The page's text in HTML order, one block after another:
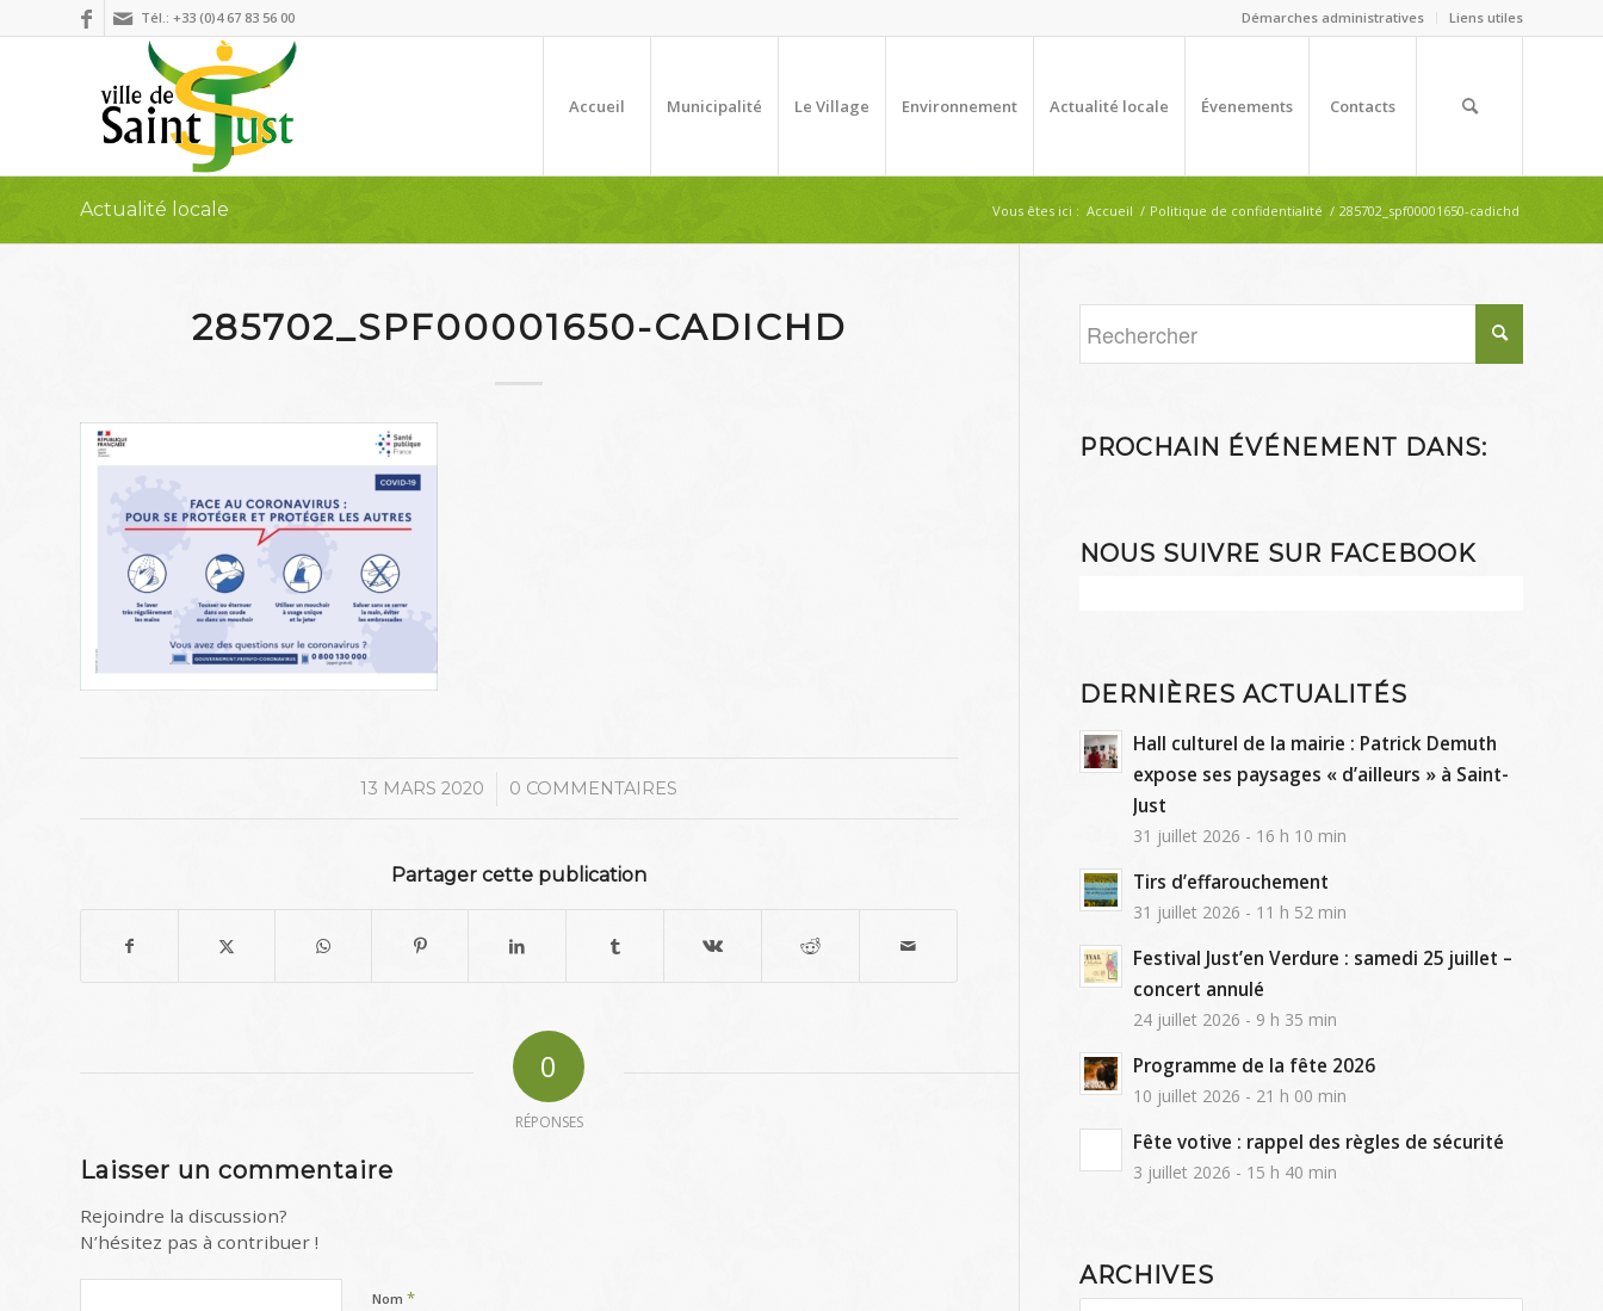
Démarches administratives Liens utiles
Tél.: +33 (0)4 67 83 56 00
Accueil Municipalité Le Village Environnement Actualité locale Évenements Contacts
Actualité locale Vous êtes ici : Accueil / Politique de confidentialité / 285702_spf00001650-cadichd
285702_SPF00001650-CADICHD
13 MARS 2020
/ 0 COMMENTAIRES
Partager cette publication
0
RÉPONSES
Laisser un commentaire
Rejoindre la discussion?
N’hésitez pas à contribuer !
Nom *
PROCHAIN ÉVÉNEMENT DANS:
NOUS SUIVRE SUR FACEBOOK
DERNIÈRES ACTUALITÉS
Hall culturel de la mairie : Patrick Demuth
expose ses paysages « d’ailleurs » à Saint-
Just
31 juillet 2026 - 16 h 10 min
Tirs d’effarouchement
31 juillet 2026 - 11 h 52 min
Festival Just’en Verdure : samedi 25 juillet –
concert annulé
24 juillet 2026 - 9 h 35 min
Programme de la fête 2026
10 juillet 2026 - 21 h 00 min
Fête votive : rappel des règles de sécurité
3 juillet 2026 - 15 h 40 min
ARCHIVES